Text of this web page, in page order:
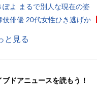
ぽよ まるで別人な現在の姿
伎俳優 20代女性ひき逃げか
と見る
ブドアニュースを読もう！